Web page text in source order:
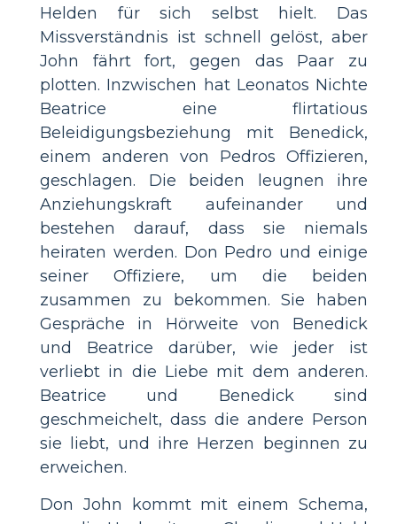
Helden für sich selbst hielt. Das
Missverständnis ist schnell gelöst, aber
John fährt fort, gegen das Paar zu
plotten. Inzwischen hat Leonatos Nichte
Beatrice eine flirtatious
Beleidigungsbeziehung mit Benedick,
einem anderen von Pedros Offizieren,
geschlagen. Die beiden leugnen ihre
Anziehungskraft aufeinander und
bestehen darauf, dass sie niemals
heiraten werden. Don Pedro und einige
seiner Offiziere, um die beiden
zusammen zu bekommen. Sie haben
Gespräche in Hörweite von Benedick
und Beatrice darüber, wie jeder ist
verliebt in die Liebe mit dem anderen.
Beatrice und Benedick sind
geschmeichelt, dass die andere Person
sie liebt, und ihre Herzen beginnen zu
erweichen.
Don John kommt mit einem Schema,